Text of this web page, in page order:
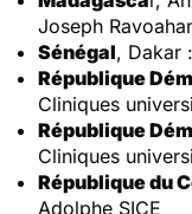
Joseph
Sénégal, Dakar
République
Cliniques
République
Cliniques
République du
Adolphe SICE